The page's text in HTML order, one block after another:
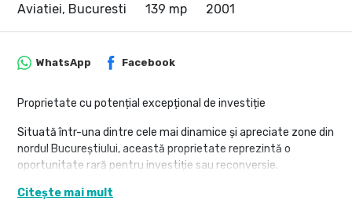
Aviatiei, Bucuresti
139 mp 2001
WhatsApp Facebook
Proprietate cu potențial excepțional de investiție
Situată într-una dintre cele mai dinamice și apreciate zone din
nordul Bucureștiului, această proprietate reprezintă o
oportunitate rară pentru investiție sau reconversie.
Imobilul are o suprafață utilă de 116 mp, dispusă pe două
Citește mai mult